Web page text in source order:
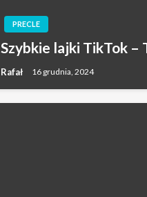
PRECLE
Szybkie lajki TikTok –
Rafał 16 grudnia, 2024